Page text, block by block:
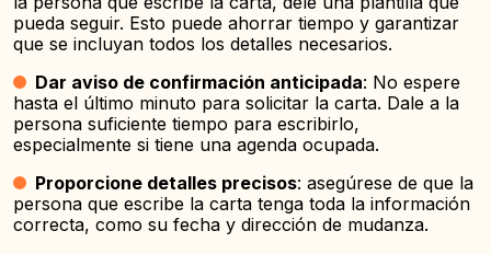
pueda seguir. Esto puede ahorrar tiempo y garantizar
que se incluyan todos los detalles necesarios.
Dar aviso de confirmación anticipada: No espere
hasta el último minuto para solicitar la carta. Dale a la
persona suficiente tiempo para escribirlo,
especialmente si tiene una agenda ocupada.
Proporcione detalles precisos: asegúrese de que la
persona que escribe la carta tenga toda la información
correcta, como su fecha y dirección de mudanza.